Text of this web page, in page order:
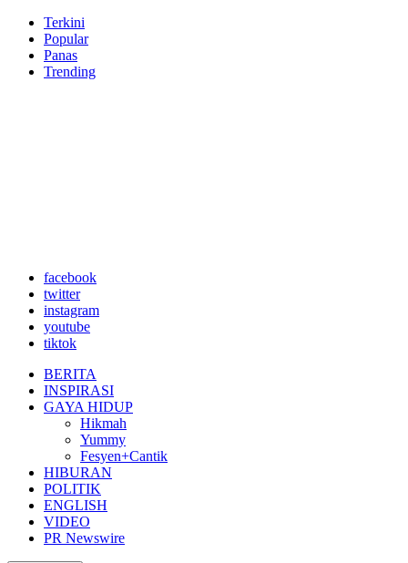
Terkini
Popular
Panas
Trending
facebook
twitter
instagram
youtube
tiktok
BERITA
INSPIRASI
GAYA HIDUP
Hikmah
Yummy
Fesyen+Cantik
HIBURAN
POLITIK
ENGLISH
VIDEO
PR Newswire